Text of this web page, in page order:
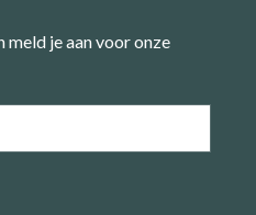
je aan voor onze